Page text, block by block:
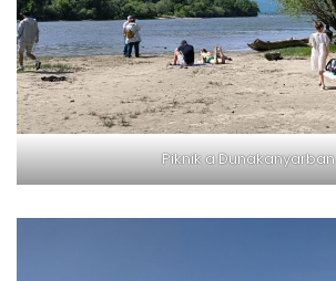
Piknik a Dunakanyarban